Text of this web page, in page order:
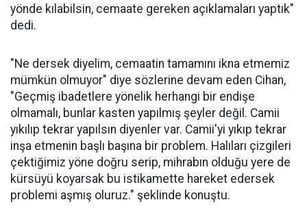
yönde kılabilsin, cemaate gereken açıklamaları yaptık"
dedi.
"Ne dersek diyelim, cemaatin tamamını ikna etmemiz
mümkün olmuyor" diye sözlerine devam eden Cihan,
"Geçmiş ibadetlere yönelik herhangi bir endişe
olmamalı, bunlar kasten yapılmış şeyler değil. Camii
yıkılıp tekrar yapılsın diyenler var. Camii'yi yıkıp tekrar
inşa etmenin başlı başına bir problem. Halıları çizgileri
çektiğimiz yöne doğru serip, mihrabın olduğu yere de
kürsüyü koyarsak bu istikamette hareket edersek
problemi aşmış oluruz." şeklinde konuştu.